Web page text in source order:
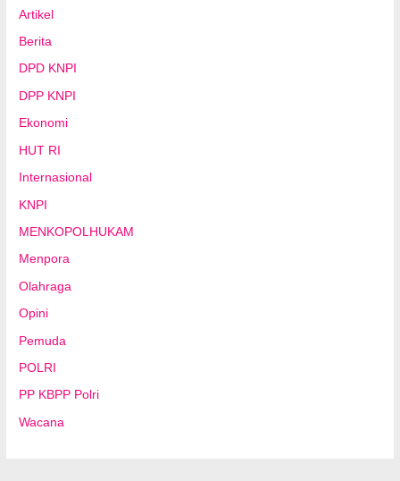
Artikel
Berita
DPD KNPI
DPP KNPI
Ekonomi
HUT RI
Internasional
KNPI
MENKOPOLHUKAM
Menpora
Olahraga
Opini
Pemuda
POLRI
PP KBPP Polri
Wacana